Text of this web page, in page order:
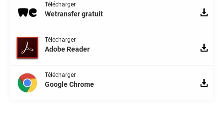
Télécharger
Wetransfer gratuit
Télécharger
Adobe Reader
Télécharger
Google Chrome